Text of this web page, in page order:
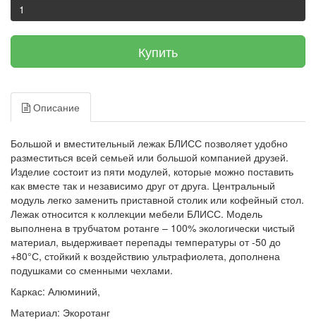
Купить
Описание
Большой и вместительный лежак БЛИСС позволяет удобно
разместиться всей семьей или большой компанией друзей.
Изделие состоит из пяти модулей, которые можно поставить
как вместе так и независимо друг от друга. Центральный
модуль легко заменить приставной столик или кофейный стол.
Лежак относится к коллекции мебели БЛИСС. Модель
выполнена в трубчатом ротанге – 100% экологически чистый
материал, выдерживает перепады температуры от -50 до
+80°С, стойкий к воздействию ультрафиолета, дополнена
подушками со сменными чехлами.
Каркас: Алюминий,
Материал: Экоротанг